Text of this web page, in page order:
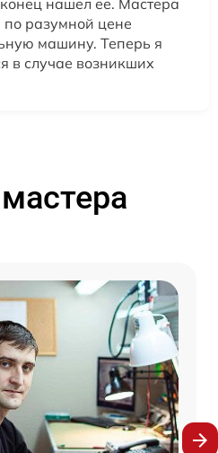
по разумной цене
машину. Теперь я
в случае возникших